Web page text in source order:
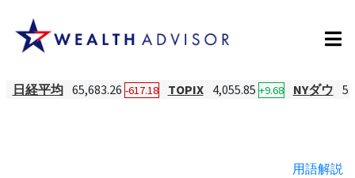
日経平均 65,683.26 -617.18 TOPIX 4,055.85 +9.68 NYダウ
用語解説